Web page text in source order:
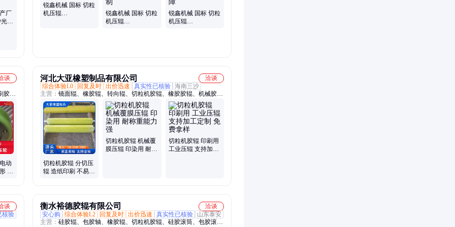
厂
机
锐鑫机械 国标 切粒
机压辊
锐鑫机械 国标 切粒
机压辊
锐鑫机械 国标 切粒
机压辊
谈
胶
辊、
产
具
动
厂
河北大亚橡塑制品有限公司
洽谈
综合体验L0
回复及时 出价迅速 真实性已核验 海南三沙
主营： 镜面辊、橡胶辊、转向辊、切粒机胶辊、橡胶胶辊、机械胶
辊、输送轮胶辊、聚氨酯胶辊、滚筒口罩机、无纺布纤维辊、印刷覆
膜胶辊
切粒机胶辊 分切压
辊 造纸印刷 不易磨
切粒机胶辊 机械覆
膜压辊 印染用 耐称
切粒机胶辊 印刷用
工业压辊 支持加工
谈
核验
衡水裕德胶辊有限公司
洽谈
安心购
综合体验L2 回复及时 出价迅速 真实性已核验
山东泰安
主营： 硅胶辊、包胶轴、橡胶辊、切粒机胶辊、硅胶滚筒、包胶滚